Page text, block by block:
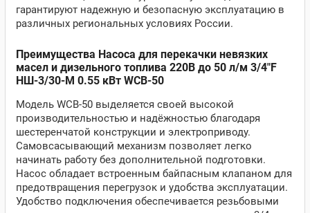
гарантируют надежную и безопасную эксплуатацию в
различных региональных условиях России.
Преимущества Насоса для перекачки невязких
масел и дизельного топлива 220В до 50 л/м 3/4"F
НШ-3/30-М 0.55 кВт WCB-50
Модель WCB-50 выделяется своей высокой
производительностью и надёжностью благодаря
шестеренчатой конструкции и электроприводу.
Самовсасывающий механизм позволяет легко
начинать работу без дополнительной подготовки.
Насос обладает встроенным байпасным клапаном для
предотвращения перегрузок и удобства эксплуатации.
Удобство подключения обеспечивается резьбовыми